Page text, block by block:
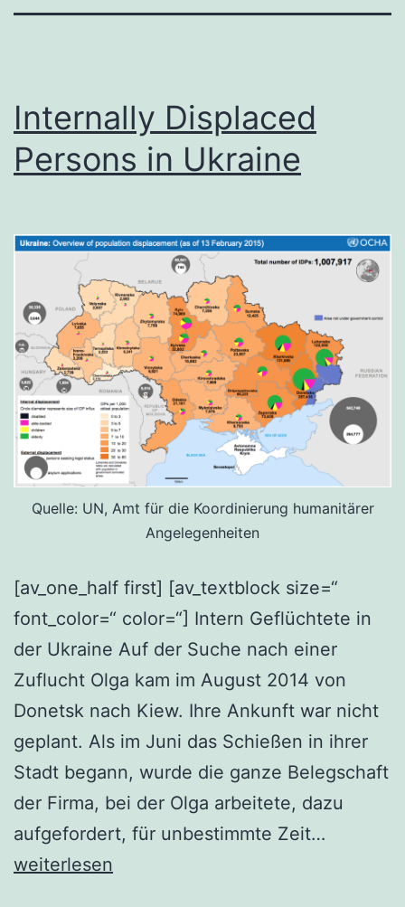
Internally Displaced
Persons in Ukraine
Quelle: UN, Amt für die Koordinierung humanitärer
Angelegenheiten
[av_one_half first] [av_textblock size=“
font_color=“ color=“] Intern Geflüchtete in
der Ukraine Auf der Suche nach einer
Zuflucht Olga kam im August 2014 von
Donetsk nach Kiew. Ihre Ankunft war nicht
geplant. Als im Juni das Schießen in ihrer
Stadt begann, wurde die ganze Belegschaft
der Firma, bei der Olga arbeitete, dazu
aufgefordert, für unbestimmte Zeit…
weiterlesen